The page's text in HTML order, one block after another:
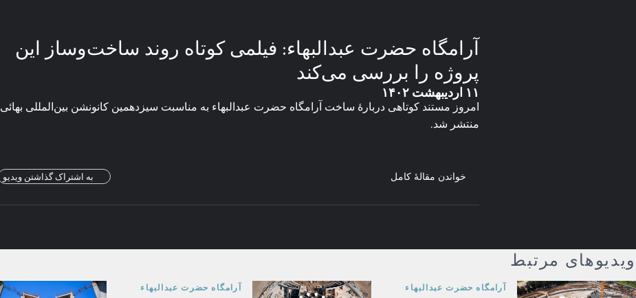
آرامگاه حضرت عبدالبهاء: فیلمی کوتاه روند ساخت‌وساز این
پروژه را بررسی می‌کند
۱۱ اردیبهشت ۱۴۰۲
امروز مستند کوتاهی دربارهٔ ساخت آرامگاه حضرت عبدالبهاء به مناسبت سیزدهمین کانونشن بین‌المللی بهائی
منتشر شد.
خواندن مقالهٔ کامل به اشتراک گذاشتن ویدیو
ویدیوهای مرتبط
آرامگاه حضرت عبدالبهاء آرامگاه حضرت عبدالبهاء